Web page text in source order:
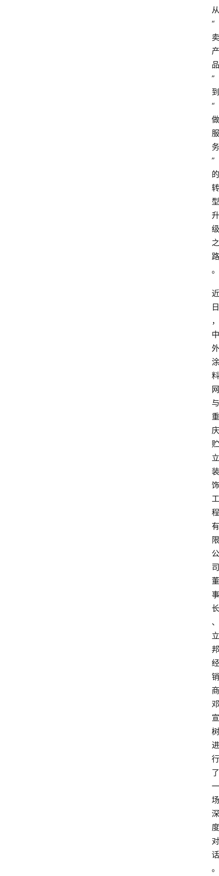
从
“
卖
产
品
”
到
“
做
服
务
”
的
转
型
升
级
之
路
。
近
日
，
中
外
涂
料
网
与
重
庆
贮
立
装
饰
工
程
有
限
公
司
董
事
长
、
立
邦
经
销
商
邓
宣
树
进
行
了
一
场
深
度
对
话
。